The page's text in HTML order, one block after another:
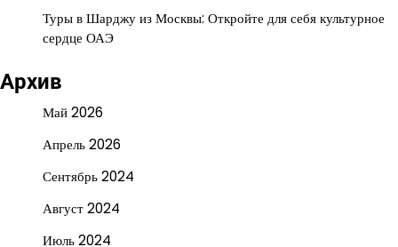
Туры в Шарджу из Москвы: Откройте для себя культурное
сердце ОАЭ
Архив
Май 2026
Апрель 2026
Сентябрь 2024
Август 2024
Июль 2024